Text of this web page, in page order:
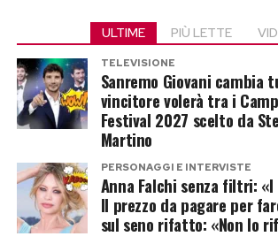
candidature in ambito sportivo o
Qualsiasi ricostruzione che
obiettivi diversi dalla
confronto pubblico resterebbe una
Una cosa, invece, appare
continua a utilizzare il proprio
dirigente sportivo per intervenire
Tra le immagini compare infatti
culturista che richiama quasi
fotografia pubblicata dallo stesso
dieci anni fa. Un modo per
nonostante il passare del tempo,
mantenere una condizione atletica
grazie ad allenamenti rigorosi e a
ULTIME PIÙ LETTE
TELEVISIONE
Sanremo Giovani cambia
vincitore volerà tra i
Festival 2027 scelto da
Martino
PERSONAGGI E INTERVISTE
Anna Falchi senza filtri: «I
Il prezzo da pagare per
sul seno rifatto: «Non lo